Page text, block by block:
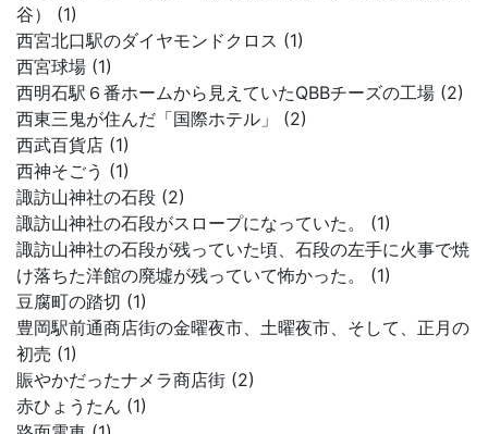
谷） (1)
西宮北口駅のダイヤモンドクロス (1)
西宮球場 (1)
西明石駅６番ホームから見えていたQBBチーズの工場 (2)
西東三鬼が住んだ「国際ホテル」 (2)
西武百貨店 (1)
西神そごう (1)
諏訪山神社の石段 (2)
諏訪山神社の石段がスロープになっていた。 (1)
諏訪山神社の石段が残っていた頃、石段の左手に火事で焼
け落ちた洋館の廃墟が残っていて怖かった。 (1)
豆腐町の踏切 (1)
豊岡駅前通商店街の金曜夜市、土曜夜市、そして、正月の
初売 (1)
賑やかだったナメラ商店街 (2)
赤ひょうたん (1)